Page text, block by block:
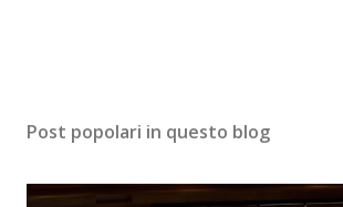
Post popolari in questo blog